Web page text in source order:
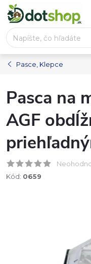
Prejsť
na
obsah
Pasce, Klepce
Pasca na
AGF
Kód: 0659